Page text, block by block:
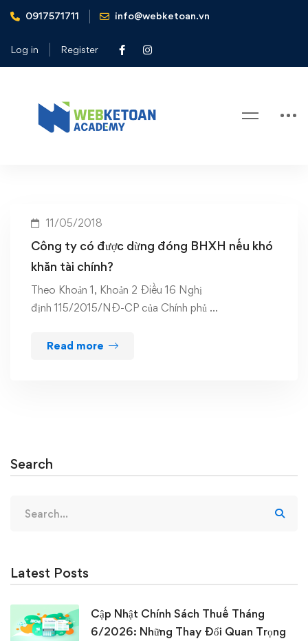
0917571711 info@webketoan.vn
Log in Register
Home
chính?
BHXH nếu khó khăn tài chính?
11/05/2018
Công ty có được dừng đóng BHXH nếu khó
khăn tài chính?
Theo Khoản 1, Khoản 2 Điều 16 Nghị
định 115/2015/NĐ-CP của Chính phủ …
Read more
Search
for:
Latest Posts
Cập Nhật Chính Sách Thuế Tháng
6/2026: Những Thay Đổi Quan Trọng